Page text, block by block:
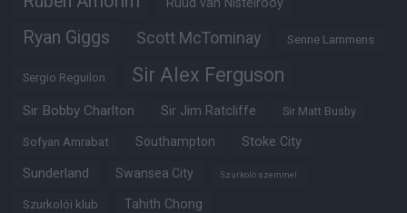
Ruud van Nistelrooy
Ryan Giggs Scott McTominay Senne Lammens
Sergio Reguilon Sir Alex Ferguson
Sir Bobby Charlton Sir Jim Ratcliffe Sir Matt Busby
Sofyan Amrabat Southampton Stoke City
Sunderland Swansea City Szurkoló szemmel
Szurkolói klub Tahith Chong